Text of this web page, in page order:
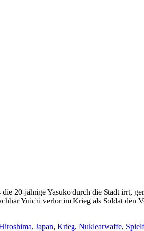
20-jährige Yasuko durch die Stadt irrt,
Yuichi verlor im Krieg als Soldat den
, Japan, Krieg, Nuklearwaffe,